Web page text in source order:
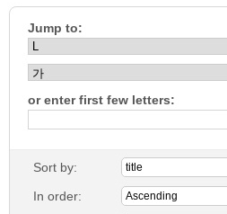
Jump to:
or enter first few letters:
Sort by:
In order: